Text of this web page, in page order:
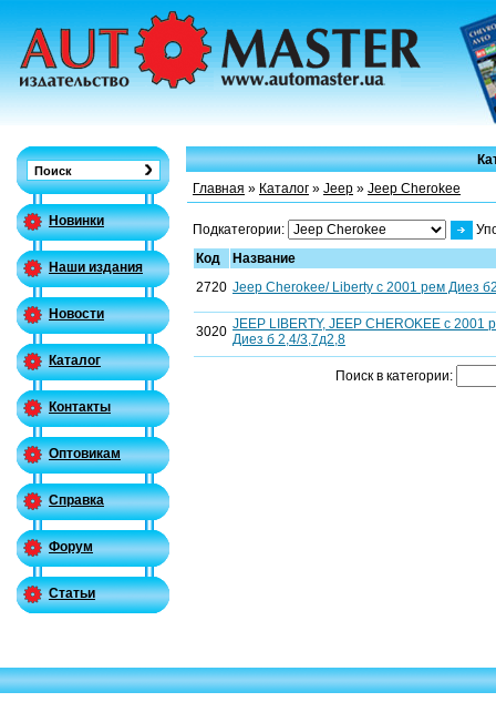
Новинки
Наши издания
Новости
Каталог
Контакты
Оптовикам
Справка
Форум
Статьи
Главная » Каталог » Jeep » Jeep Cherokee
Подкатегории:
Код
Название
2720 Jeep Cherokee/ Liberty c 2001 рем Диез
3020 JEEP LIBERTY, JEEP CHEROKEE с 2001
Диез б 2,4/3,7д2,8
Поиск в категории: